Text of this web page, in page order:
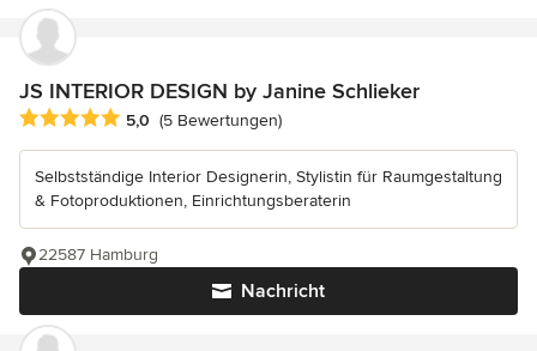
JS INTERIOR DESIGN by Janine Schlieker
Durchschnittliche Bewertung: 5 von 5 Sternen
5,0 (5 Bewertungen)
Selbstständige Interior Designerin, Stylistin für Raumgestaltung
& Fotoproduktionen, Einrichtungsberaterin
Nachricht
22587 Hamburg